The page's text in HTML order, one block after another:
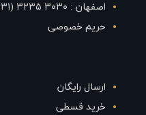
اصفهان : ۳۰۳۰ ۳۲۳۵ (۰۳۱)
حریم خصوصی
ارسال رایگان
خرید قسطی